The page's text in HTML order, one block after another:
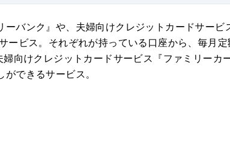
バンク』や、夫婦向けクレジットカードサー
ービス。それぞれが持っている口座から、毎月
向けクレジットカードサービス『ファミリーカ
できるサービス。